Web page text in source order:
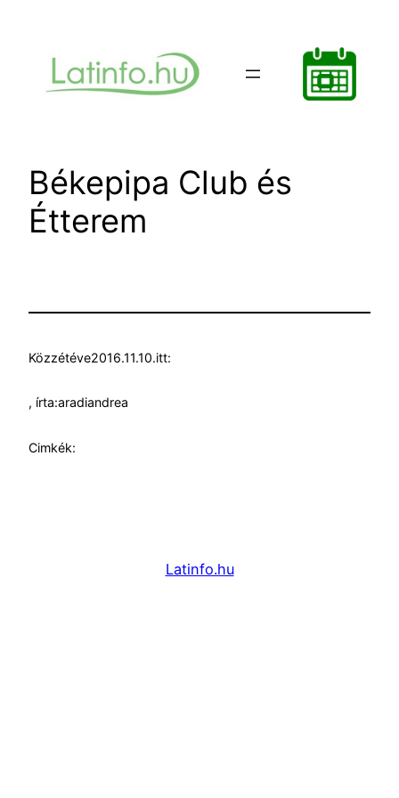
tartalomhoz
Békepipa Club és
Étterem
Közzétéve2016.11.10.itt:
, írta:aradiandrea
Cimkék:
Latinfo.hu